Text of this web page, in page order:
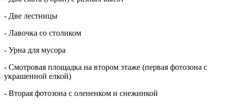
- Две лестницы
- Лавочка со столиком
- Урна для мусора
- Смотровая площадка на втором этаже (первая фотозона с
украшенной елкой)
- Вторая фотозона с олененком и снежинкой